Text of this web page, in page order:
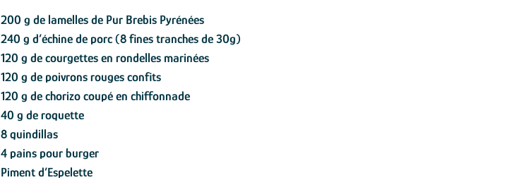
200 g de lamelles de Pur Brebis Pyrénées
240 g d’échine de porc (8 fines tranches de 30g)
120 g de courgettes en rondelles marinées
120 g de poivrons rouges confits
120 g de chorizo coupé en chiffonnade
40 g de roquette
8 quindillas
4 pains pour burger
Piment d’Espelette